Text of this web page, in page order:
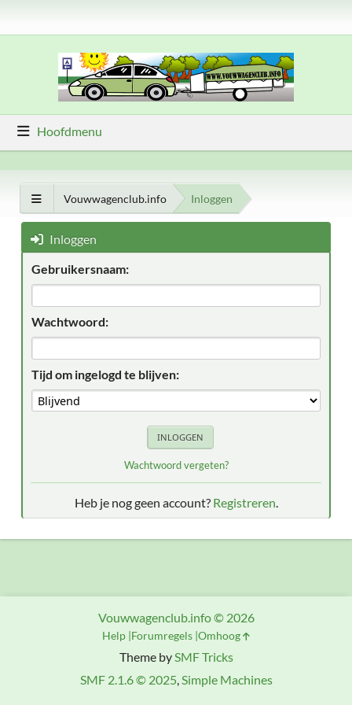
Hoofdmenu
Vouwwagenclub.info Inloggen
Inloggen
Gebruikersnaam:
Wachtwoord:
Tijd om ingelogd te blijven:
Wachtwoord vergeten?
Heb je nog geen account? Registreren
Theme bySMF Tricks
SMF 2.1.6 © 2025,Simple Machines
Vouwwagenclub.info © 2026
Help Forumregels Omhoog